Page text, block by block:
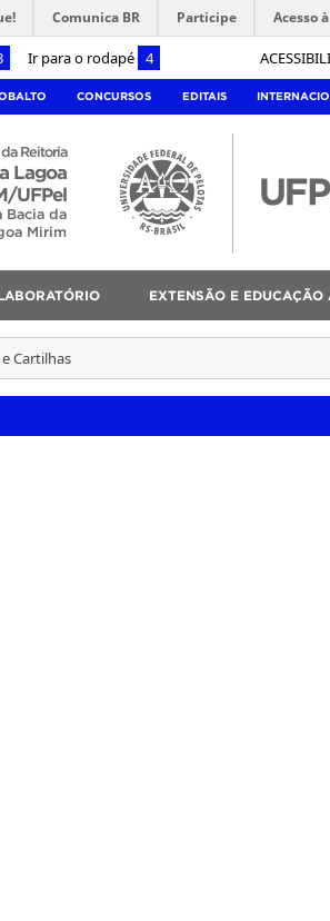
Ir para o rodapé 4
Comunica BR Participe Acesso
CONCURSOS EDITAIS
Reitoria
Lagoa
UFPel
Bacia da
Mirim
EXTENSÃO E EDUCAÇÃO
Cartilhas